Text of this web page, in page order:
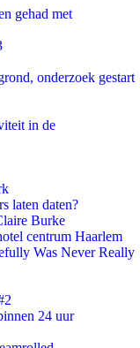
gehad met
onderzoek gestart
in de
laten daten?
Burke
centrum Haarlem
Was Never Really
24 uur